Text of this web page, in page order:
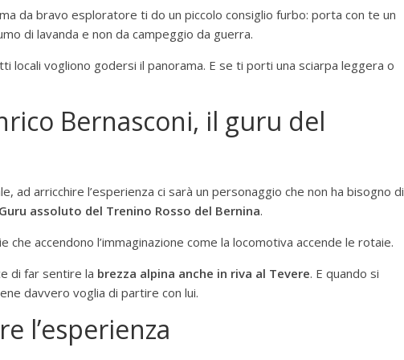
da bravo esploratore ti do un piccolo consiglio furbo: porta con te un
di lavanda e non da campeggio da guerra.
locali vogliono godersi il panorama. E se ti porti una sciarpa leggera o
Bernasconi, il guru del
ad arricchire l’esperienza ci sarà un personaggio che non ha bisogno di
Guru assoluto del Trenino Rosso del Bernina.
che accendono l’immaginazione come la locomotiva accende le rotaie.
di far sentire la brezza alpina anche in riva al Tevere. E quando si
davvero voglia di partire con lui.
l’esperienza